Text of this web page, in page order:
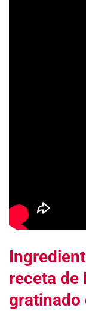
receta de
gratinado